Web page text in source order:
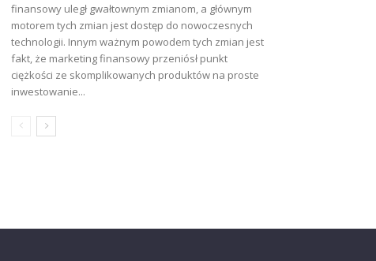
finansowy uległ gwałtownym zmianom, a głównym
motorem tych zmian jest dostęp do nowoczesnych
technologii. Innym ważnym powodem tych zmian jest
fakt, że marketing finansowy przeniósł punkt
ciężkości ze skomplikowanych produktów na proste
inwestowanie...